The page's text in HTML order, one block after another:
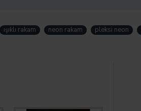
ışıklı rakam neon rakam pleksi neon